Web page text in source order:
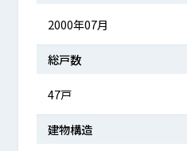
2000年07月
総戸数
47戸
建物構造